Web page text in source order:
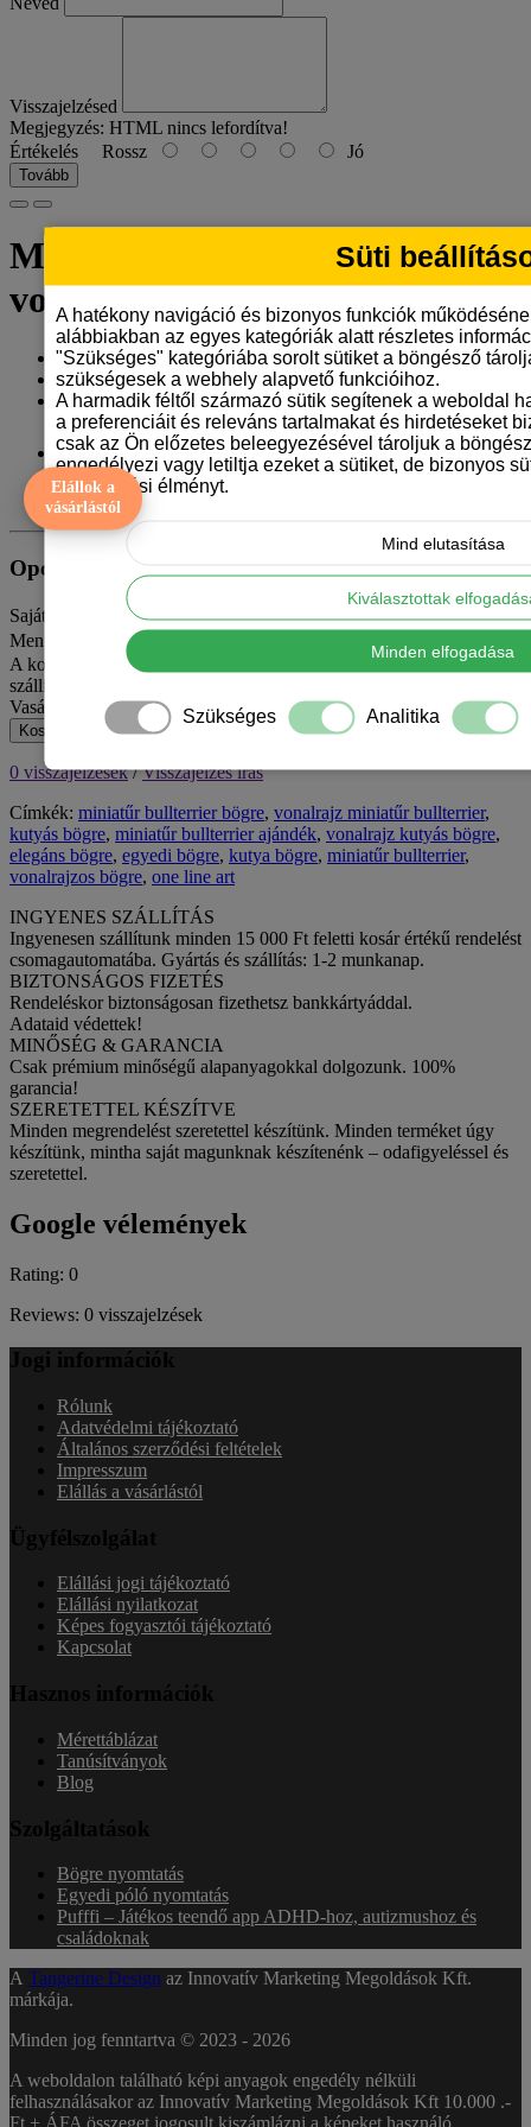
Visszajelzésed
Megjegyzés: HTML nincs lefordítva!
Értékelés Rossz Jó
Tovább
Miniatűr bullterrier
vonalrajzos bögre
Gyártó:Tangerine Design
Model: miniatűr-bullterrier-bogre-one-line-art
Elérhetőség: 10
3.290 Ft
ÁFA nélkül: 2.591 Ft
Opciók
Saját szöveget szeretnél rá? Írd ide
Mennyiség
A kosár jelenlegi értékével még 15 000 Ft hiányzik az ingyenes
szállításhoz MPL csomagpontra vagy automatába.
Vasárnap van – hétfőn adjuk fel.
Kosárba
0 visszajelzések/Visszajelzés írás
Címkék: miniatűr bullterrier bögre, vonalrajz miniatűr bullterrier,
kutyás bögre, miniatűr bullterrier ajándék, vonalrajz kutyás bögre,
elegáns bögre, egyedi bögre, kutya bögre, miniatűr bullterrier,
vonalrajzos bögre, one line art
INGYENES SZÁLLÍTÁS
Ingyenesen szállítunk minden 15 000 Ft feletti kosár értékű rendelést
csomagautomatába. Gyártás és szállítás: 1-2 munkanap.
BIZTONSÁGOS FIZETÉS
Rendeléskor biztonságosan fizethetsz bankkártyáddal.
Adataid védettek!
MINŐSÉG & GARANCIA
Csak prémium minőségű alapanyagokkal dolgozunk. 100%
garancia!
SZERETETTEL KÉSZÍTVE
Minden megrendelést szeretettel készítünk. Minden terméket úgy
készítünk, mintha saját magunknak készítenénk – odafigyeléssel és
szeretettel.
Google vélemények
Elállok a
vásárlástól
Rating: 0
Reviews: 0 visszajelzések
Jogi információk
Rólunk
Adatvédelmi tájékoztató
Általános szerződési feltételek
Impresszum
Elállás a vásárlástól
Ügyfélszolgálat
Elállási jogi tájékoztató
Elállási nyilatkozat
Képes fogyasztói tájékoztató
Kapcsolat
Hasznos információk
Mérettáblázat
Tanúsítványok
Blog
Szolgáltatások
Bögre nyomtatás
Egyedi póló nyomtatás
Pufffi – Játékos teendő app ADHD-hoz, autizmushoz és
családoknak
A Tangerine Design az Innovatív Marketing Megoldások Kft.
márkája.
Minden jog fenntartva © 2023 - 2026
A weboldalon található képi anyagok engedély nélküli
felhasználásakor az Innovatív Marketing Megoldások Kft 10.000 .-
Süti
A hatékony navigáció és bizonyos funkciók
alábbiakban az egyes kategóriák alatt részletes
"Szükséges" kategóriába sorolt sütiket a böngésző
szükségesek a webhely alapvető funkcióihoz.
A harmadik féltől származó sütik segítenek a weboldal
a preferenciáit és releváns tartalmakat és hirdetéseket
csak az Ön előzetes beleegyezésével tároljuk a
engedélyezi vagy letiltja ezeket a sütiket, de bizonyos
böngészési élményt.
Mind elutasítása
Kiválasztottak
Minden elfogadása
Szükséges Analitika